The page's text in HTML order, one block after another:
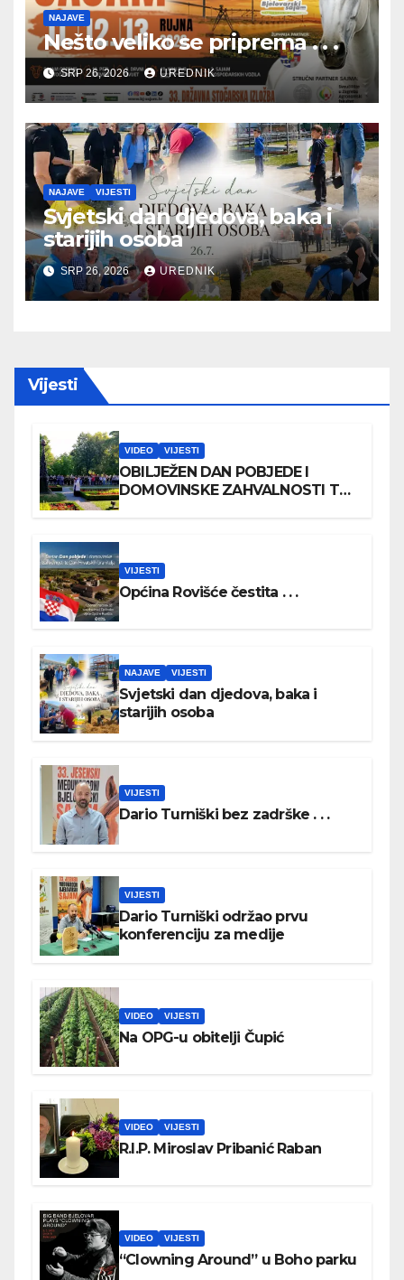
NAJAVE
Nešto veliko se priprema . . .
SRP 26, 2026 UREDNIK
NAJAVE VIJESTI
Svjetski dan djedova, baka i
starijih osoba
SRP 26, 2026 UREDNIK
Vijesti
VIDEO VIJESTI
OBILJEŽEN DAN POBJEDE I
DOMOVINSKE ZAHVALNOSTI TE
VIJESTI
Općina Rovišće čestita . . .
NAJAVE VIJESTI
Svjetski dan djedova, baka i
starijih osoba
VIJESTI
Dario Turniški bez zadrške . . .
VIJESTI
Dario Turniški održao prvu
konferenciju za medije
VIDEO VIJESTI
Na OPG-u obitelji Čupić
VIDEO VIJESTI
R.I.P. Miroslav Pribanić Raban
VIDEO VIJESTI
“Clowning Around” u Boho parku